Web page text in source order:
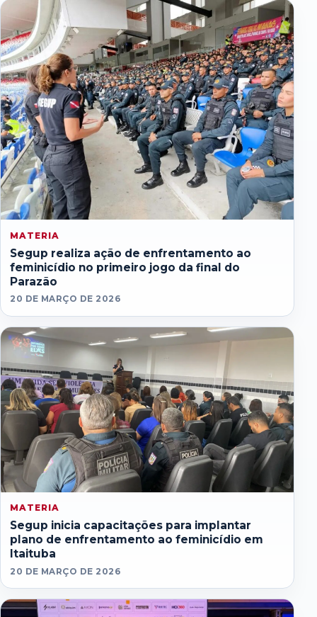
MATERIA
Segup realiza ação de enfrentamento ao
feminicídio no primeiro jogo da final do
Parazão
20 DE MARÇO DE 2026
MATERIA
Segup inicia capacitações para implantar
plano de enfrentamento ao feminicídio em
Itaituba
20 DE MARÇO DE 2026